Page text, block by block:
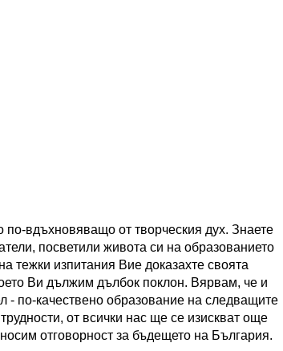
вдъхновяващо от творческия дух. Знаете
посветили живота си на образованието
тежки изпитания Вие доказахте своята
Ви дължим дълбок поклон. Вярвам, че и
- по-качествено образование на следващите
от всички нас ще се изискват още
отговорност за бъдещето на България.